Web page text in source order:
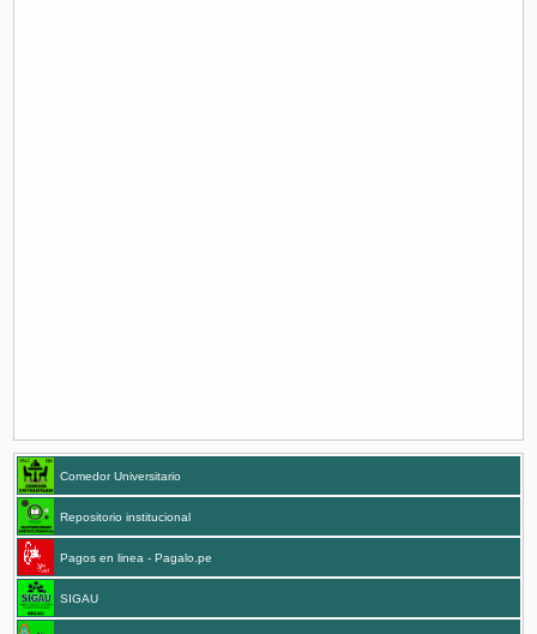
Comedor Universitario
Repositorio institucional
Pagos en linea - Pagalo.pe
SIGAU